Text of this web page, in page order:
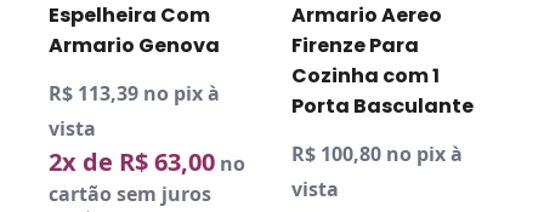
Espelheira Com
Armario Genova
R$ 113,39 no pix à
vista
2x de R$ 63,00 no
cartão sem juros
Armario Aereo
Firenze Para
Cozinha com 1
Porta Basculante
R$ 100,80 no pix à
vista